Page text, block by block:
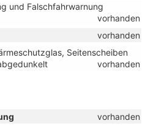
und Falschfahrwarnung
vorhanden
vorhanden
Seitenscheiben
vorhanden
vorhanden